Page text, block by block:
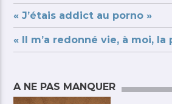
« J’étais addict au porno »
« Il m’a redonné vie, à moi,
A NE PAS MANQUER